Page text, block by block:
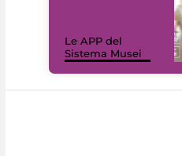
Le APP del
Sistema Musei